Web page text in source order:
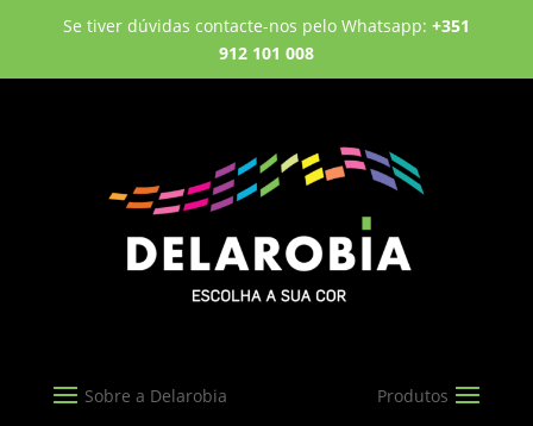
Se tiver dúvidas contacte-nos pelo Whatsapp: +351
912 101 008